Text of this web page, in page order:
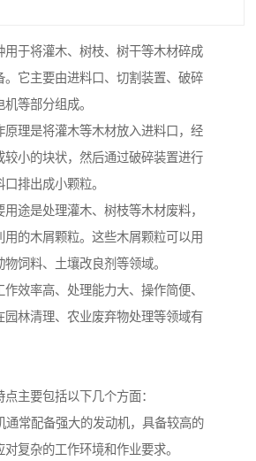
用于将灌木、树枝、树干等木材碎成
。它主要由进料口、切割装置、破碎
等部分组成。
原理是将灌木等木材放入进料口，经
较小的块状，然后通过破碎装置进行
排出成小颗粒。
途是处理灌木、树枝等木材废料，
用的木屑颗粒。这些木屑颗粒可以用
饲料、土壤改良剂等领域。
效率高、处理能力大、操作简便、
园林清理、农业废弃物处理等领域有
主要包括以下几个方面：
通常配备强大的发动机，具备较高的
复杂的工作环境和作业要求。